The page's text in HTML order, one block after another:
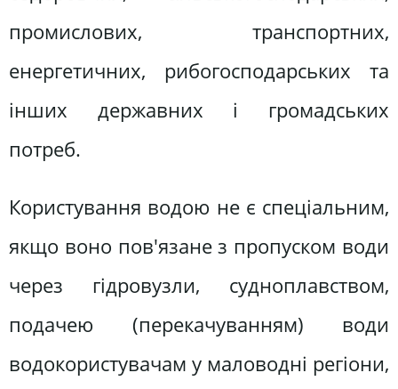
промислових, транспортних,
енергетичних, рибогосподарських та
інших державних і громадських
потреб.
Користування водою не є спеціальним,
якщо воно пов'язане з пропуском води
через гідровузли, судноплавством,
подачею (перекачуванням) води
водокористувачам у маловодні регіони,